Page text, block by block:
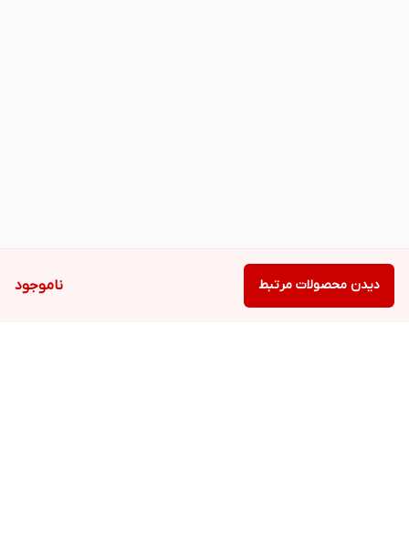
ناموجود دیدن محصولات مرتبط